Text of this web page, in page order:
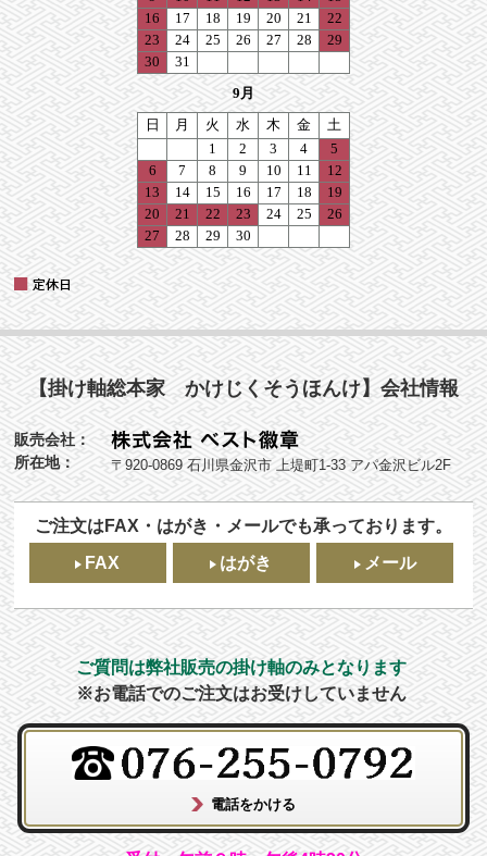
【掛け軸総本家 かけじくそうほんけ】会社情報
販売会社：
所在地：
〒920-0869 石川県金沢市 上堤町1-33 アパ金沢ビル2F
ご注文はFAX・はがき・メールでも承っております。
FAX
はがき メール
ご質問は弊社販売の掛け軸のみとなります
※お電話でのご注文はお受けしていません